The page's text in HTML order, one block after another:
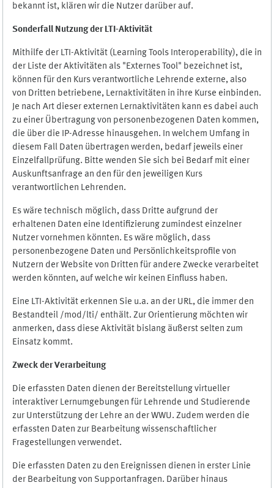
bekannt ist, klären wir die Nutzer darüber auf.
Sonderfall Nutzung der LTI-Aktivität
Mithilfe der LTI-Aktivität (Learning Tools Interoperability), die in
der Liste der Aktivitäten als "Externes Tool" bezeichnet ist,
können für den Kurs verantwortliche Lehrende externe, also
von Dritten betriebene, Lernaktivitäten in ihre Kurse einbinden.
Je nach Art dieser externen Lernaktivitäten kann es dabei auch
zu einer Übertragung von personenbezogenen Daten kommen,
die über die IP-Adresse hinausgehen. In welchem Umfang in
diesem Fall Daten übertragen werden, bedarf jeweils einer
Einzelfallprüfung. Bitte wenden Sie sich bei Bedarf mit einer
Auskunftsanfrage an den für den jeweiligen Kurs
verantwortlichen Lehrenden.
Es wäre technisch möglich, dass Dritte aufgrund der
erhaltenen Daten eine Identifizierung zumindest einzelner
Nutzer vornehmen könnten. Es wäre möglich, dass
personenbezogene Daten und Persönlichkeitsprofile von
Nutzern der Website von Dritten für andere Zwecke verarbeitet
werden könnten, auf welche wir keinen Einfluss haben.
Eine LTI-Aktivität erkennen Sie u.a. an der URL, die immer den
Bestandteil /mod/lti/ enthält. Zur Orientierung möchten wir
anmerken, dass diese Aktivität bislang äußerst selten zum
Einsatz kommt.
Zweck der Verarbeitung
Die erfassten Daten dienen der Bereitstellung virtueller
interaktiver Lernumgebungen für Lehrende und Studierende
zur Unterstützung der Lehre an der WWU. Zudem werden die
erfassten Daten zur Bearbeitung wissenschaftlicher
Fragestellungen verwendet.
Die erfassten Daten zu den Ereignissen dienen in erster Linie
der Bearbeitung von Supportanfragen. Darüber hinaus